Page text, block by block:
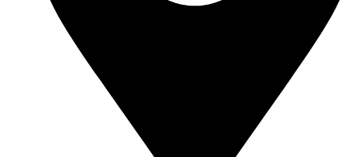
Pon - Sub - 08:00 - 19:00